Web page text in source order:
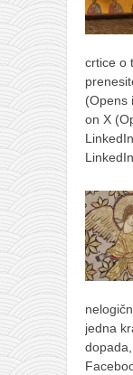
crtice o
(Opens
on X
jedna